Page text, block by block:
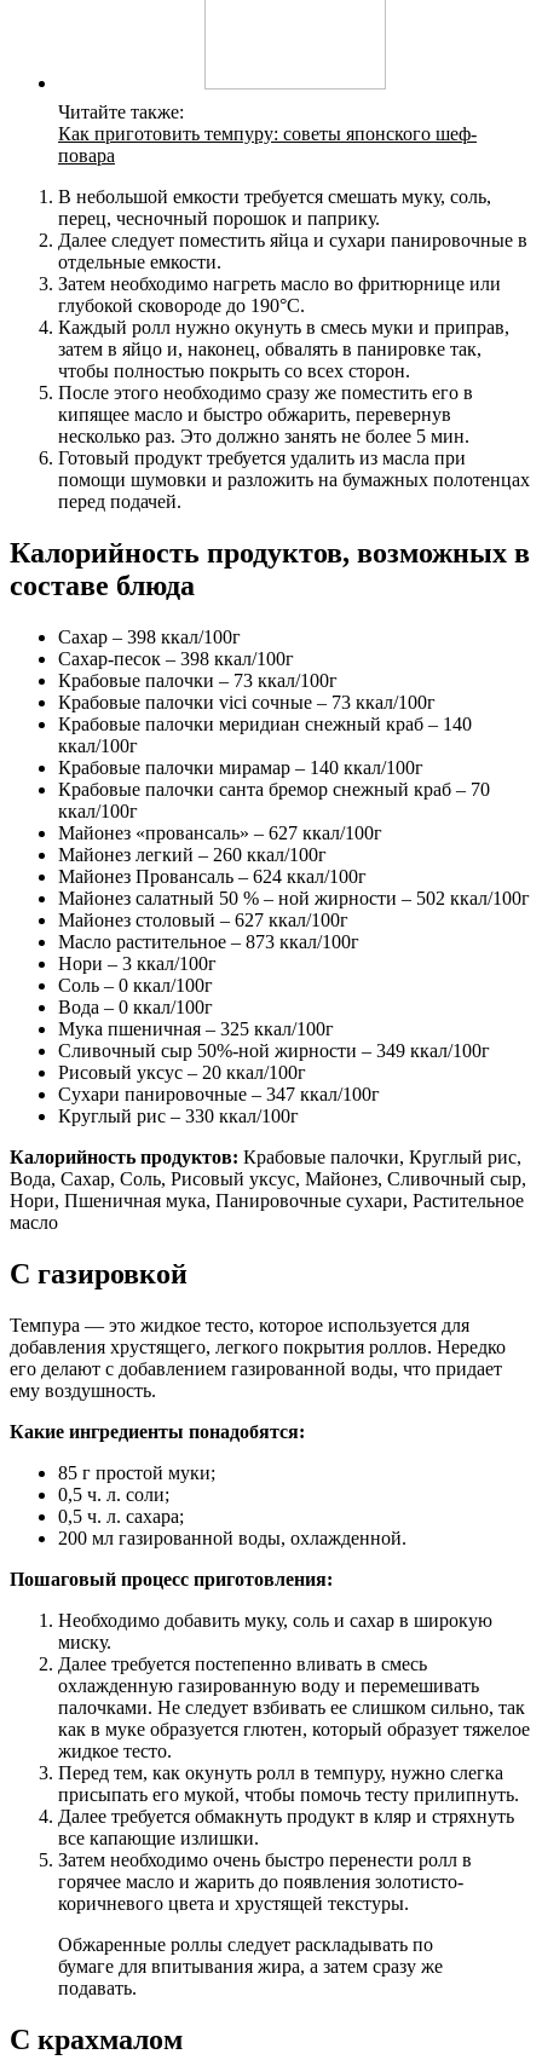
Читайте также:
Как приготовить темпуру: советы японского шеф-
повара
В небольшой емкости требуется смешать муку, соль,
перец, чесночный порошок и паприку.
Далее следует поместить яйца и сухари панировочные в
отдельные емкости.
Затем необходимо нагреть масло во фритюрнице или
глубокой сковороде до 190°C.
Каждый ролл нужно окунуть в смесь муки и приправ,
затем в яйцо и, наконец, обвалять в панировке так,
чтобы полностью покрыть со всех сторон.
После этого необходимо сразу же поместить его в
кипящее масло и быстро обжарить, перевернув
несколько раз. Это должно занять не более 5 мин.
Готовый продукт требуется удалить из масла при
помощи шумовки и разложить на бумажных полотенцах
перед подачей.
Калорийность продуктов, возможных в
составе блюда
Сахар – 398 ккал/100г
Сахар-песок – 398 ккал/100г
Крабовые палочки – 73 ккал/100г
Крабовые палочки vici сочные – 73 ккал/100г
Крабовые палочки меридиан снежный краб – 140
ккал/100г
Крабовые палочки мирамар – 140 ккал/100г
Крабовые палочки санта бремор снежный краб – 70
ккал/100г
Майонез «провансаль» – 627 ккал/100г
Майонез легкий – 260 ккал/100г
Майонез Провансаль – 624 ккал/100г
Майонез салатный 50 % – ной жирности – 502 ккал/100г
Майонез столовый – 627 ккал/100г
Масло растительное – 873 ккал/100г
Нори – 3 ккал/100г
Соль – 0 ккал/100г
Вода – 0 ккал/100г
Мука пшеничная – 325 ккал/100г
Сливочный сыр 50%-ной жирности – 349 ккал/100г
Рисовый уксус – 20 ккал/100г
Сухари панировочные – 347 ккал/100г
Круглый рис – 330 ккал/100г
Калорийность продуктов: Крабовые палочки, Круглый рис,
Вода, Сахар, Соль, Рисовый уксус, Майонез, Сливочный сыр,
Нори, Пшеничная мука, Панировочные сухари, Растительное
масло
С газировкой
Темпура — это жидкое тесто, которое используется для
добавления хрустящего, легкого покрытия роллов. Нередко
его делают с добавлением газированной воды, что придает
ему воздушность.
Какие ингредиенты понадобятся:
85 г простой муки;
0,5 ч. л. соли;
0,5 ч. л. сахара;
200 мл газированной воды, охлажденной.
Пошаговый процесс приготовления:
Необходимо добавить муку, соль и сахар в широкую
миску.
Далее требуется постепенно вливать в смесь
охлажденную газированную воду и перемешивать
палочками. Не следует взбивать ее слишком сильно, так
как в муке образуется глютен, который образует тяжелое
жидкое тесто.
Перед тем, как окунуть ролл в темпуру, нужно слегка
присыпать его мукой, чтобы помочь тесту прилипнуть.
Далее требуется обмакнуть продукт в кляр и стряхнуть
все капающие излишки.
Затем необходимо очень быстро перенести ролл в
горячее масло и жарить до появления золотисто-
коричневого цвета и хрустящей текстуры.
Обжаренные роллы следует раскладывать по
бумаге для впитывания жира, а затем сразу же
подавать.
С крахмалом